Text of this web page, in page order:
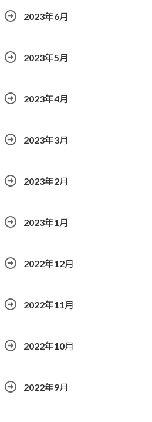
2023年6月
2023年5月
2023年4月
2023年3月
2023年2月
2023年1月
2022年12月
2022年11月
2022年10月
2022年9月